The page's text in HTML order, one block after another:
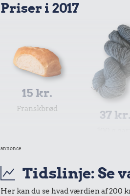
Priser i 2017
15 kr.
Franskbrød 37 kr.
annonce
Tidslinje: Se
Her kan du se hvad værdien af 200